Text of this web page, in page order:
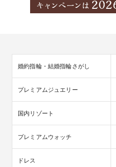
婚約指輪・結婚指輪さがし
プレミアムジュエリー
国内リゾート
プレミアムウォッチ
ドレス